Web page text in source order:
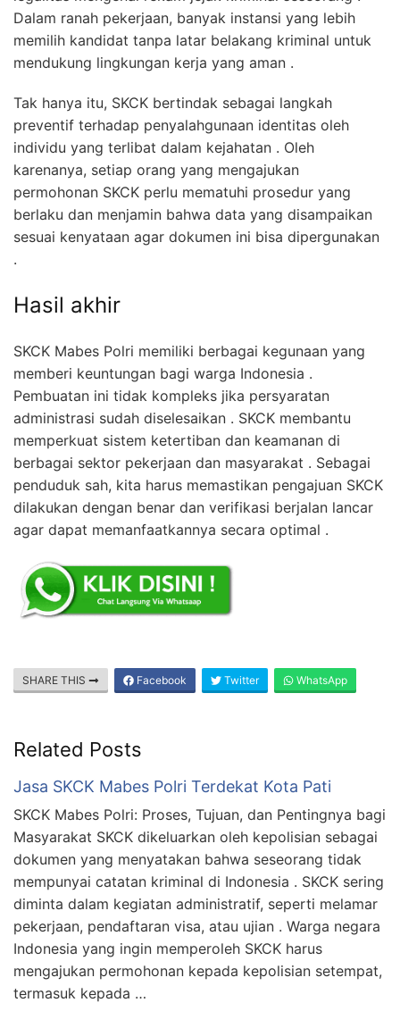
Dalam ranah pekerjaan, banyak instansi yang lebih
memilih kandidat tanpa latar belakang kriminal untuk
mendukung lingkungan kerja yang aman .
Tak hanya itu, SKCK bertindak sebagai langkah
preventif terhadap penyalahgunaan identitas oleh
individu yang terlibat dalam kejahatan . Oleh
karenanya, setiap orang yang mengajukan
permohonan SKCK perlu mematuhi prosedur yang
berlaku dan menjamin bahwa data yang disampaikan
sesuai kenyataan agar dokumen ini bisa dipergunakan
.
Hasil akhir
SKCK Mabes Polri memiliki berbagai kegunaan yang
memberi keuntungan bagi warga Indonesia .
Pembuatan ini tidak kompleks jika persyaratan
administrasi sudah diselesaikan . SKCK membantu
memperkuat sistem ketertiban dan keamanan di
berbagai sektor pekerjaan dan masyarakat . Sebagai
penduduk sah, kita harus memastikan pengajuan SKCK
dilakukan dengan benar dan verifikasi berjalan lancar
agar dapat memanfaatkannya secara optimal .
SHARE THIS Facebook Twitter WhatsApp
Related Posts
Jasa SKCK Mabes Polri Terdekat Kota Pati
SKCK Mabes Polri: Proses, Tujuan, dan Pentingnya bagi
Masyarakat SKCK dikeluarkan oleh kepolisian sebagai
dokumen yang menyatakan bahwa seseorang tidak
mempunyai catatan kriminal di Indonesia . SKCK sering
diminta dalam kegiatan administratif, seperti melamar
pekerjaan, pendaftaran visa, atau ujian . Warga negara
Indonesia yang ingin memperoleh SKCK harus
mengajukan permohonan kepada kepolisian setempat,
termasuk kepada …